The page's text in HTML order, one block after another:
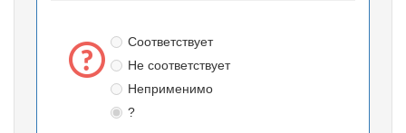
Соответствует
Не соответствует
Неприменимо
?